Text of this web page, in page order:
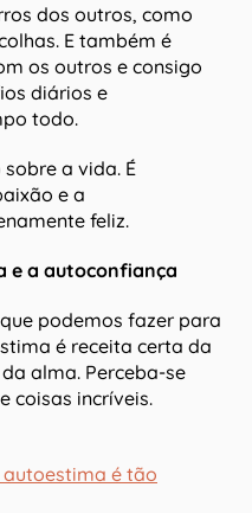
dos outros, como
E também é
os outros e consigo
diários e
todo.
a vida. É
e a
feliz.
e a autoconfiança
podemos fazer para
é receita certa da
alma. Perceba-se
coisas incríveis.
autoestima é tão